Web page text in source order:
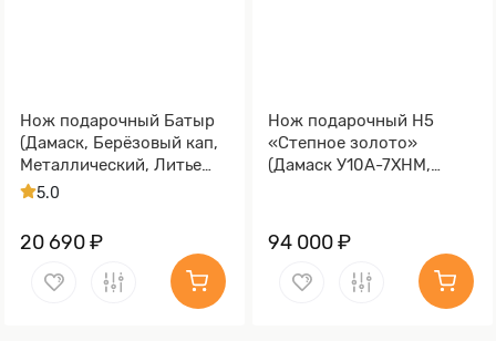
Нож подарочный Батыр
(Дамаск, Берёзовый кап,
Металлический, Литье
Медведь)
5.0
20 690 ₽
Нож подарочный Н5
«Степное золото»
(Дамаск У10А-7ХНМ,
гарды и тыльника)
94 000 ₽